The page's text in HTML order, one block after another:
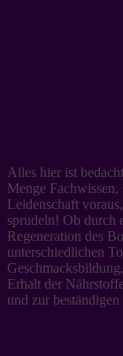
Alles hier ist
Menge
Leidenschaft
sprudeln! Ob durch
Regeneration des
unterschiedlichen
Erhalt der
und zur